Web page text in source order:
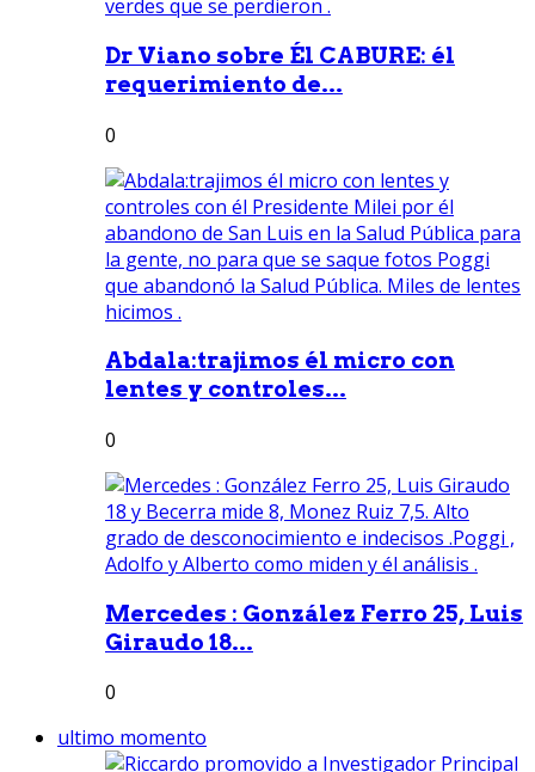
Dr Viano sobre Él CABURE: él
requerimiento de...
0
Abdala:trajimos él micro con
lentes y controles...
0
Mercedes : González Ferro 25, Luis
Giraudo 18...
0
ultimo momento